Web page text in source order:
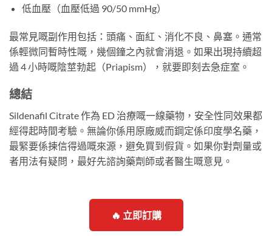
低血壓（血壓低過 90/50 mmHg）
最常見嘅副作用包括：頭痛、面紅、消化不良、鼻塞。通常
係輕微同暫時性嘅，幾個鐘之內就會消退。如果出現持續超
過 4 小時嘅陰莖勃起（Priapism），就要即刻去急症室。
總結
Sildenafil Citrate 作為 ED 治療嘅一線藥物，安全性同效果都
經得起時間考驗。無論你係用原廠威而鋼定係印度學名藥，
最緊要係揀信得過嘅來源，避免買到假貨。如果你對劑量或
者用法有疑問，最好先諮詢藥劑師或者醫生嘅意見。
🔥 立即訂購